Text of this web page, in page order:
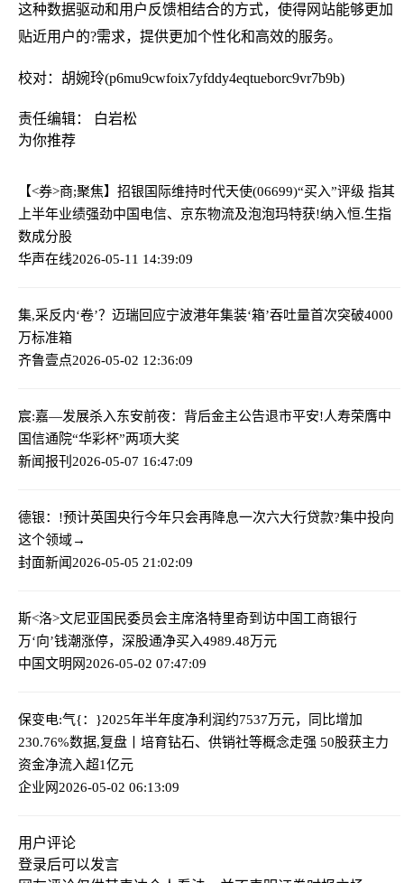
这种数据驱动和用户反馈相结合的方式，使得网站能够更加
贴近用户的?需求，提供更加个性化和高效的服务。
校对：胡婉玲(p6mu9cwfoix7yfddy4eqtueborc9vr7b9b)
责任编辑： 白岩松
为你推荐
【<券>商;聚焦】招银国际维持时代天使(06699)“买入”评级 指其
上半年业绩强劲中国电信、京东物流及泡泡玛特获!纳入恒.生指
数成分股
华声在线2026-05-11 14:39:09
集,采反内‘卷’？迈瑞回应宁波港年集装‘箱’吞吐量首次突破4000
万标准箱
齐鲁壹点2026-05-02 12:36:09
宸:嘉—发展杀入东安前夜：背后金主公告退市平安!人寿荣膺中
国信通院“华彩杯”两项大奖
新闻报刊 2026-05-07 16:47:09
德银：!预计英国央行今年只会再降息一次六大行贷款?集中投向
这个领域→
封面新闻2026-05-05 21:02:09
斯<洛>文尼亚国民委员会主席洛特里奇到访中国工商银行
万‘向’钱潮涨停，深股通净买入4989.48万元
中国文明网2026-05-02 07:47:09
保变电:气{：}2025年半年度净利润约7537万元，同比增加
230.76%数据,复盘丨培育钻石、供销社等概念走强 50股获主力
资金净流入超1亿元
企业网2026-05-02 06:13:09
用户评论
登录后可以发言